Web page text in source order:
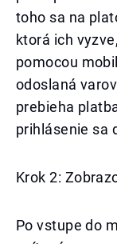
toho sa na
ktorá ich
pomocou
odoslaná
prebieha
prihlásenie sa
Krok 2:
Po vstupe do